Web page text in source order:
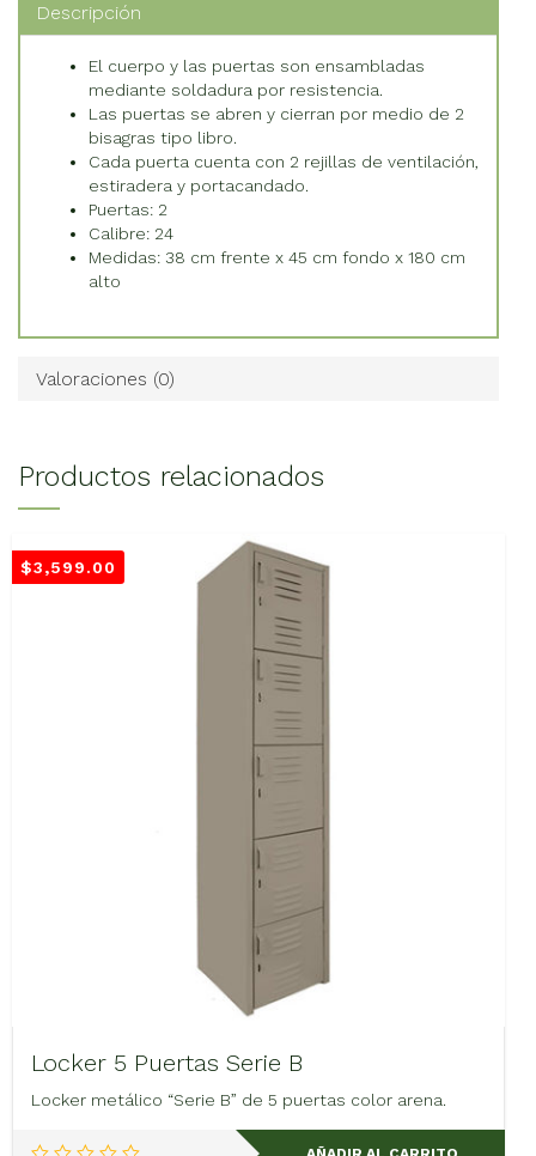
Descripción
El cuerpo y las puertas son ensambladas
mediante soldadura por resistencia.
Las puertas se abren y cierran por medio de 2
bisagras tipo libro.
Cada puerta cuenta con 2 rejillas de ventilación,
estiradera y portacandado.
Puertas: 2
Calibre: 24
Medidas: 38 cm frente x 45 cm fondo x 180 cm
alto
Valoraciones (0)
Productos relacionados
$3,599.00
Locker 5 Puertas Serie B
Locker metálico “Serie B” de 5 puertas color arena.